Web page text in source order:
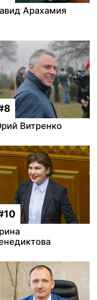
Арахамия
Витренко